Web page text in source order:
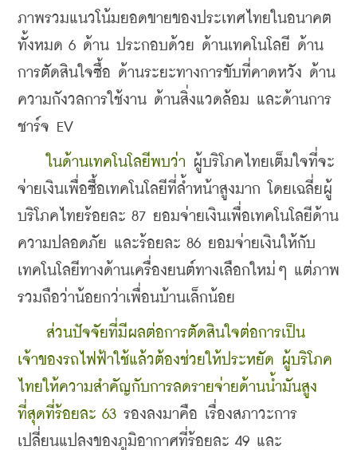
ภาพรวมแนวโน้มยอดขายของประเทศไทยในอนาคต
ทั้งหมด 6 ด้าน ประกอบด้วย ด้านเทคโนโลยี ด้าน
การตัดสินใจซื้อ ด้านระยะทางการขับที่คาดหวัง ด้าน
ความกังวลการใช้งาน ด้านสิ่งแวดล้อม และด้านการ
ชาร์จ EV
ในด้านเทคโนโลยีพบว่า ผู้บริโภคไทยเต็มใจที่จะ
จ่ายเงินเพื่อซื้อเทคโนโลยีที่ล้ำหน้าสูงมาก โดยเฉลี่ยผู้
บริโภคไทยร้อยละ 87 ยอมจ่ายเงินเพื่อเทคโนโลยีด้าน
ความปลอดภัย และร้อยละ 86 ยอมจ่ายเงินให้กับ
เทคโนโลยีทางด้านเครื่องยนต์ทางเลือกใหม่ๆ แต่ภาพ
รวมถือว่าน้อยกว่าเพื่อนบ้านเล็กน้อย
ส่วนปัจจัยที่มีผลต่อการตัดสินใจต่อการเป็น
เจ้าของรถไฟฟ้าใช้แล้วต้องช่วยให้ประหยัด ผู้บริโภค
ไทยให้ความสำคัญกับการลดรายจ่ายด้านน้ำมันสูง
ที่สุดที่ร้อยละ 63 รองลงมาคือ เรื่องสภาวะการ
เปลี่ยนแปลงของภูมิอากาศที่ร้อยละ 49 และ